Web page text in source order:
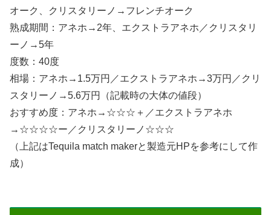
オーク、クリスタリーノ→フレンチオーク
熟成期間：アネホ→2年、エクストラアネホ／クリスタリ
ーノ→5年
度数：40度
相場：アネホ→1.5万円／エクストラアネホ→3万円／クリ
スタリーノ→5.6万円（記載時の大体の値段）
おすすめ度：アネホ→☆☆☆＋／エクストラアネホ
→☆☆☆☆ー／クリスタリーノ☆☆☆
（上記はTequila match makerと製造元HPを参考にして作
成）